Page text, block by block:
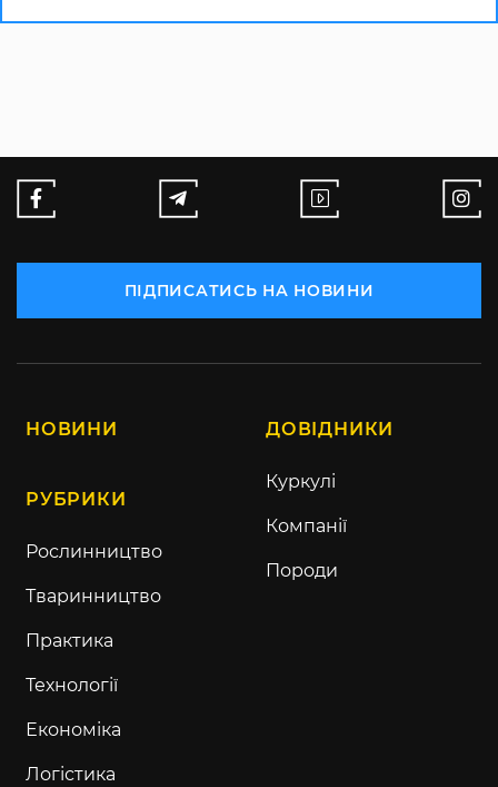
ПІДПИСАТИСЬ НА НОВИНИ
НОВИНИ
РУБРИКИ
Рослинництво
Тваринництво
Практика
Технології
Економіка
Логістика
ДОВІДНИКИ
Куркулі
Компанії
Породи